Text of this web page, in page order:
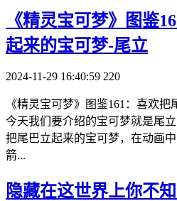
《精灵宝可梦》图鉴
起来的宝可梦-尾立
2024-11-29 16:40:59 220
《精灵宝可梦》图鉴161：喜欢
今天我们要介绍的宝可梦就是尾
把尾巴立起来的宝可梦，在动画
箭...
隐藏在这世界上你不